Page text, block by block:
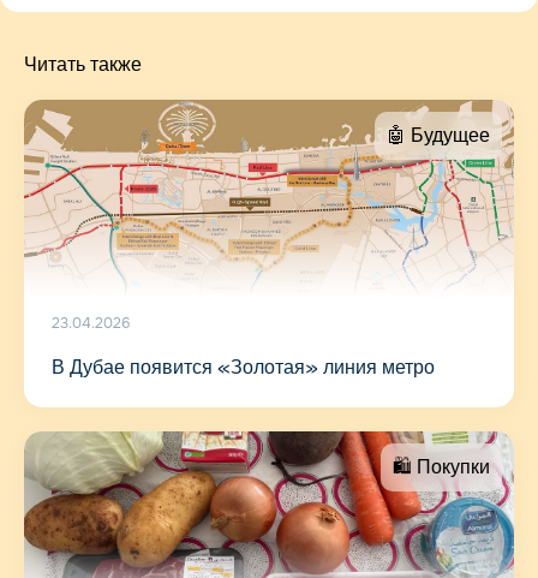
Читать также
🤖 Будущее
23.04.2026
В Дубае появится «Золотая» линия метро
🛍 Покупки